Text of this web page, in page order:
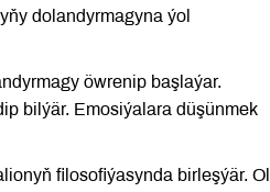
dolandyrmagyna ýol
öwrenip başlaýar.
bilýär. Emosiýalara düşünmek
filosofiýasynda birleşýär. Ol